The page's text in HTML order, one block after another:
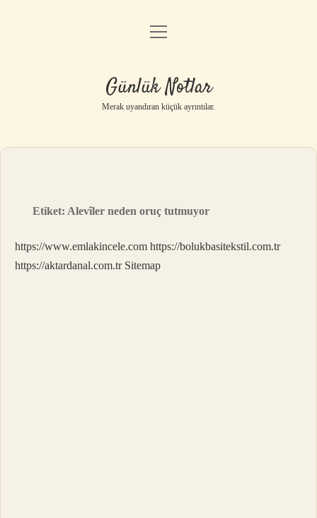
Anasayfa
Yasal Uyarı
menüyü
Günlük Notlar
Merak uyandıran küçük ayrıntılar.
Etiket: Alevîler neden oruç tutmuyor
https://www.emlakincele.com https://bolukbasitekstil.com.tr
https://aktardanal.com.tr Sitemap